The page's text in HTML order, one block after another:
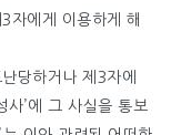
자에게 이용하게 해
당하거나 제3자에
사’에 그 사실을 통보